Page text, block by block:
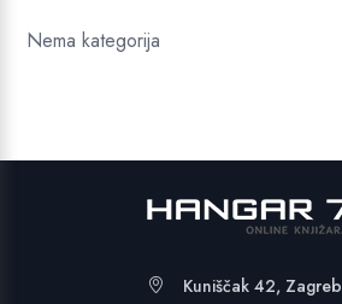
Nema kategorija
Kuniščak 42, Zagreb